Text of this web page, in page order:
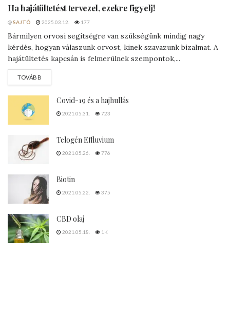
Ha hajátültetést tervezel, ezekre figyelj!
@SAJTÓ 2025.03.12. 177
Bármilyen orvosi segítségre van szükségünk mindig nagy
kérdés, hogyan válaszunk orvost, kinek szavazunk bizalmat. A
hajátültetés kapcsán is felmerülnek szempontok,...
TOVÁBB
Covid-19 és a hajhullás
2021.05.31. 723
Telogén Effluvium
2021.05.26. 776
Biotin
2021.05.22. 375
CBD olaj
2021.05.18. 1K